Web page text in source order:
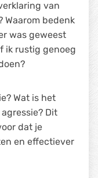
van
Waarom bedenk
was geweest
ik rustig genoeg
Wat is het
Dit
dat je
en effectiever